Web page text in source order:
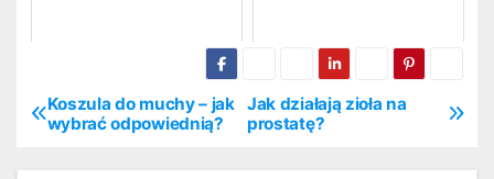
N
Jak działają zioła na
prostatę?
Koszula do muchy – jak
wybrać odpowiednią?